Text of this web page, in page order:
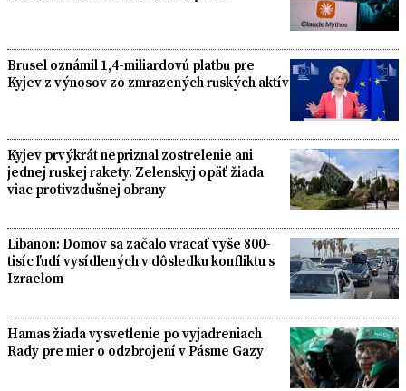
Brusel oznámil 1,4-miliardovú platbu pre
Kyjev z výnosov zo zmrazených ruských aktív
Kyjev prvýkrát nepriznal zostrelenie ani
jednej ruskej rakety. Zelenskyj opäť žiada
viac protivzdušnej obrany
Libanon: Domov sa začalo vracať vyše 800-
tisíc ľudí vysídlených v dôsledku konfliktu s
Izraelom
Hamas žiada vysvetlenie po vyjadreniach
Rady pre mier o odzbrojení v Pásme Gazy